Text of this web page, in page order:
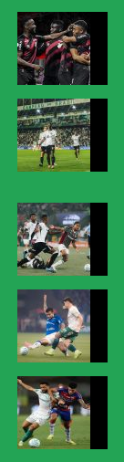
Twitter
Messenger
LinkedIn
Share